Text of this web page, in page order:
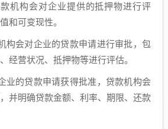
机构会对企业提供的抵押物进行评
和可变现性。
构会对企业的贷款申请进行审批，包
经营状况、抵押物等进行评估。
业的贷款申请获得批准，贷款机构会
并明确贷款金额、利率、期限、还款